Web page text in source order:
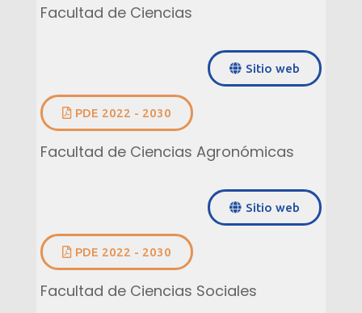
Facultad de Ciencias
Sitio web
PDE 2022 - 2030
Facultad de Ciencias Agronómicas
Sitio web
PDE 2022 - 2030
Facultad de Ciencias Sociales